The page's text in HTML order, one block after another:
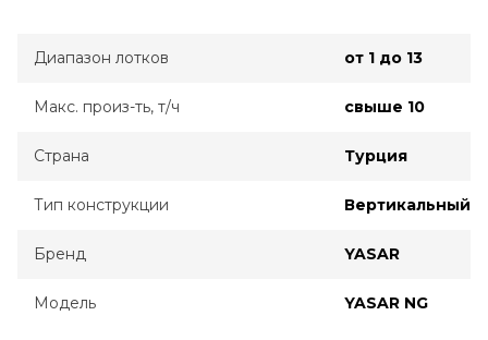
Диапазон лотков от 1 до 13
Макс. произ-ть, т/ч свыше 10
Страна Турция
Тип конструкции Вертикальный
Бренд YASAR
Модель YASAR NG